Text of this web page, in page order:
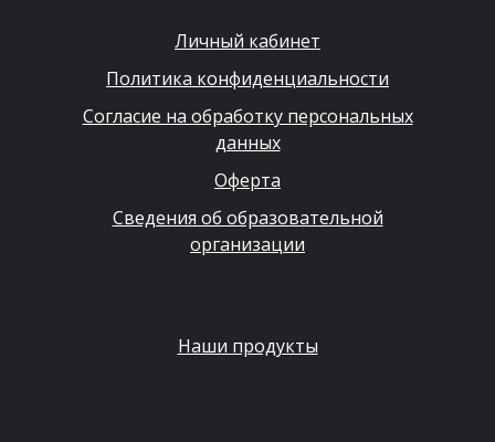
Личный кабинет
Политика конфиденциальности
Согласие на обработку персональных
данных
Оферта
Сведения об образовательной
организации
Наши продукты